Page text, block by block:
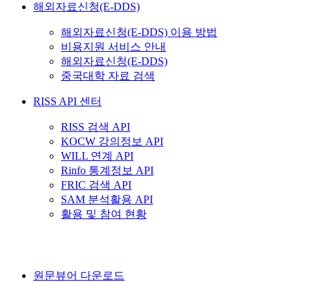
해외자료신청(E-DDS)
해외자료신청(E-DDS) 이용 방법
비용지원 서비스 안내
해외자료신청(E-DDS)
중국대학 자료 검색
RISS API 센터
RISS 검색 API
KOCW 강의정보 API
WILL 연계 API
Rinfo 통계정보 API
FRIC 검색 API
SAM 분석활용 API
활용 및 참여 현황
원문뷰어 다운로드